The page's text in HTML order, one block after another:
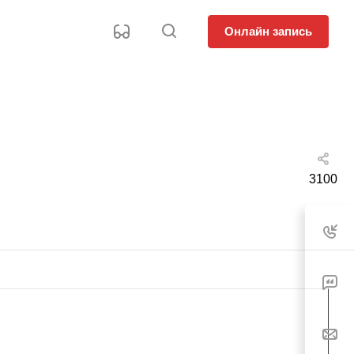
Онлайн запись
3100